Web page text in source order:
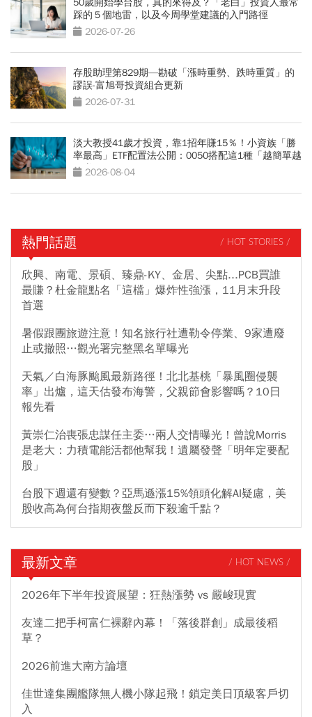
50歲開始學台股，真的來得及？「老白」投資人最常
踩的５個地雷，以及今周學堂建議的入門路徑
2026-07-26
存股助理第829期—勘破「漲時重勢、跌時重質」的
謬誤-富旭哥投資組合更新
2026-07-31
淡大教授41歲才投資，靠1招年賺15％！小資族「勝
率最高」ETF配置法公開：0050搭配這1種「越簡單越
好賺」
2026-08-04
熱門話題 / HOT STORIES /
欣興、南電、景碩、臻鼎-KY、金居、尖點...PCB買誰
最賺？杜金龍點名「這檔」爆炸性強漲，11月末升段
首選
暑假跟團旅遊注意！知名旅行社遭勒令停業、9家遭廢
止或撤照…觀光署完整黑名單曝光
天氣／白海豚颱風最新路徑！北北基桃「暴風圈侵襲
率」出爐，這天估發布海警，父親節會影響嗎？10日
報先看
黃崇仁治喪張忠謀任主委…兩人交情曝光！曾說Morris
是老大：力積電能活都他幫我！遺屬發聲「明年定要配
股」
台股下週還有變數？亞馬遜漲15%領頭化解AI疑慮，美
股收高為何台指期夜盤反而下殺逾千點？
最新文章 / HOT NEWS /
2026年下半年投資展望：狂熱漲勢 vs 嚴峻現實
友達二把手柯富仁裸辭內幕！「落後群創」成最後稻
草？
2026前進大南方論壇
佳世達集團艦隊無人機小隊起飛！鎖定美日頂級客戶切
入